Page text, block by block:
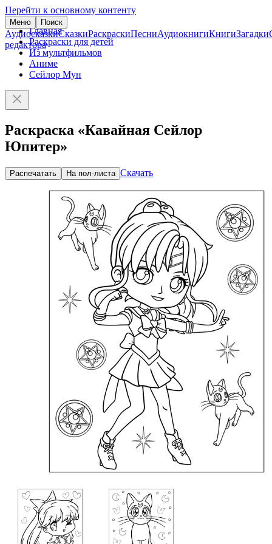
Перейти к основному контенту
Меню Поиск
АудиосказкиСказкиРаскраскиПесниАудиокнигиКнигиЗагадки
редактора
Главная
Раскраски для детей
Из мультфильмов
Аниме
Сейлор Мун
Раскраска «Кавайная Сейлор
Юпитер»
Распечатать На пол-листа Скачать